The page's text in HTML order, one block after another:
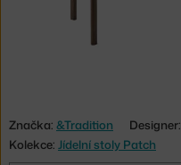
Značka: &Tradition Designer:
Kolekce: Jídelní stoly Patch